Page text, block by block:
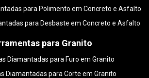
para Polimento em Concreto e Asfalto
para Desbaste em Concreto e Asfalto
para Granito
Diamantadas para Furo em Granito
Diamantadas para Corte em Granito